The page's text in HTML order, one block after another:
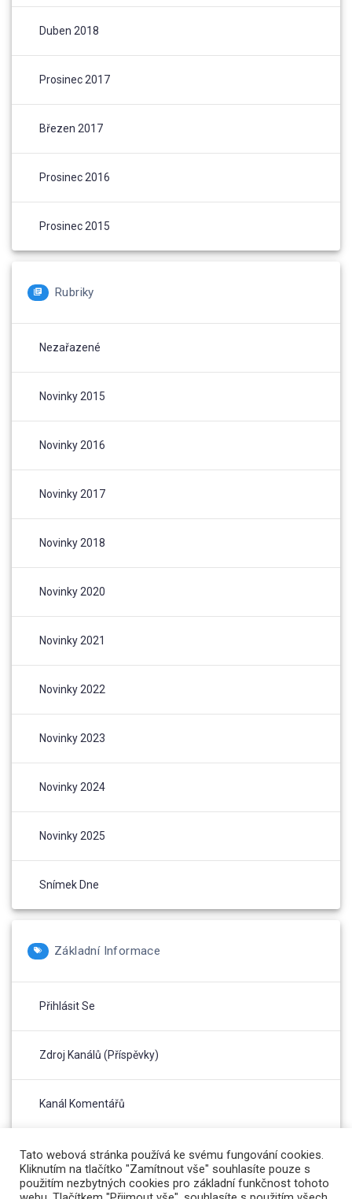
Duben 2018
Prosinec 2017
Březen 2017
Prosinec 2016
Prosinec 2015
Rubriky
Nezařazené
Novinky 2015
Novinky 2016
Novinky 2017
Novinky 2018
Novinky 2020
Novinky 2021
Novinky 2022
Novinky 2023
Novinky 2024
Novinky 2025
Snímek Dne
Základní Informace
Přihlásit Se
Zdroj Kanálů (příspěvky)
Kanál Komentářů
Česká Lokalizace
Tato webová stránka používá ke svému fungování cookies.
Kliknutím na tlačítko "Zamítnout vše" souhlasíte pouze s
použitím nezbytných cookies pro základní funkčnost tohoto